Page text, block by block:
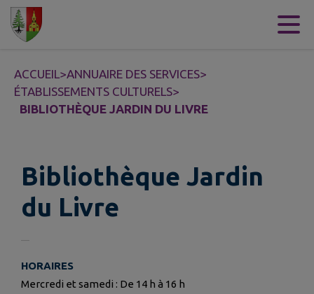
Contenu
ACCUEIL>ANNUAIRE DES SERVICES>
ÉTABLISSEMENTS CULTURELS>
BIBLIOTHÈQUE JARDIN DU LIVRE
Bibliothèque Jardin
du Livre
HORAIRES
Mercredi et samedi : De 14 h à 16 h